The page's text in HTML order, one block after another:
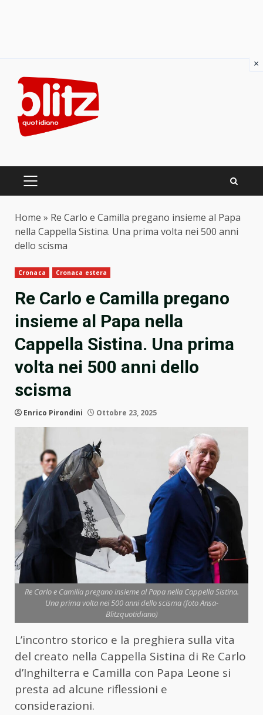
content
PRIMARY
Home » Re Carlo e Camilla pregano insieme al Papa
nella Cappella Sistina. Una prima volta nei 500 anni
dello scisma
Cronaca Cronaca estera
Re Carlo e Camilla pregano
insieme al Papa nella
Cappella Sistina. Una prima
volta nei 500 anni dello
scisma
Enrico Pirondini Ottobre 23, 2025
Re Carlo e Camilla pregano insieme al Papa nella Cappella Sistina.
Una prima volta nei 500 anni dello scisma (foto Ansa-
Blitzquotidiano)
L’incontro storico e la preghiera sulla vita
del creato nella Cappella Sistina di Re Carlo
d’Inghilterra e Camilla con Papa Leone si
presta ad alcune riflessioni e
considerazioni.
×